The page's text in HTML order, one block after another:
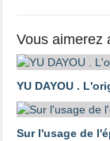
Vous aimerez
YU DAYOU .
Sur l'usage de